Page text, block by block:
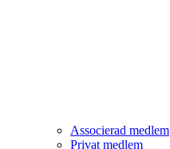
Associerad medlem
Privat medlem